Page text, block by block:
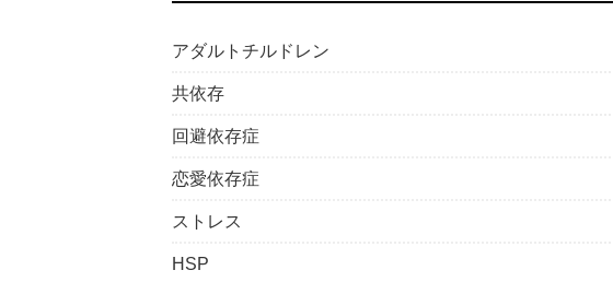
アダルトチルドレン
共依存
回避依存症
恋愛依存症
ストレス
HSP